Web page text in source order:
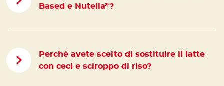
Based e Nutella®?
Perché avete scelto di sostituire il latte
con ceci e sciroppo di riso?